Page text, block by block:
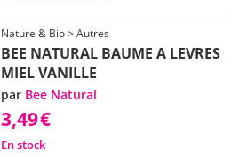
Nature & Bio > Autres
BEE NATURAL BAUME A LEVRES
MIEL VANILLE
par Bee Natural
3,49€
En stock